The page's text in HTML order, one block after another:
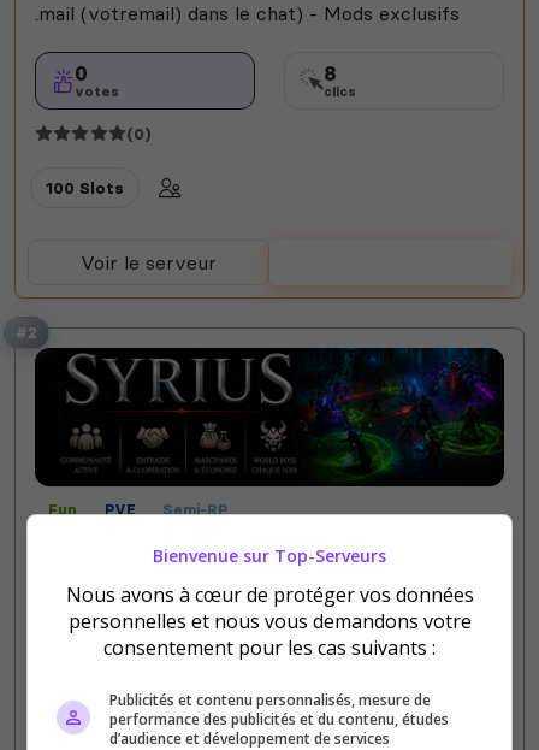
.mail (votremail) dans le chat) - Mods exclusifs
0
votes
8
clics
(0)
100 Slots
Voir le serveur
#2
Fun PVE Semi-RP
FR | Syrius | Débutants | Donjons &
Events
FERMETURE LE 18 JUIN - Le serveur Syrius
propose une expérience de jeu centrée sur les
apportant de la nouveauté.
Bienvenue sur Top-Serveurs
Nous avons à cœur de protéger vos données
personnelles et nous vous demandons votre
consentement pour les cas suivants :
Publicités et contenu personnalisés, mesure de
performance des publicités et du contenu, études
d’audience et développement de services